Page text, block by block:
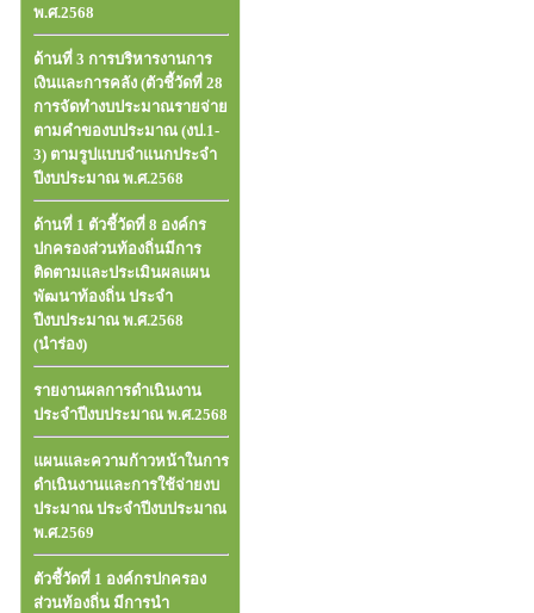
พ.ศ.2568
ด้านที่ 3 การบริหารงานการ
เงินและการคลัง (ตัวชี้วัดที่ 28
การจัดทำงบประมาณรายจ่าย
ตามคำของบประมาณ (งป.1-
3) ตามรูปแบบจำแนกประจำ
ปีงบประมาณ พ.ศ.2568
ด้านที่ 1 ตัวชี้วัดที่ 8 องค์กร
ปกครองส่วนท้องถิ่นมีการ
ติดตามและประเมินผลแผน
พัฒนาท้องถิ่น ประจำ
ปีงบประมาณ พ.ศ.2568
(นำร่อง)
รายงานผลการดำเนินงาน
ประจำปีงบประมาณ พ.ศ.2568
แผนและความก้าวหน้าในการ
ดำเนินงานและการใช้จ่ายงบ
ประมาณ ประจำปีงบประมาณ
พ.ศ.2569
ตัวชี้วัดที่ 1 องค์กรปกครอง
ส่วนท้องถิ่น มีการนำ